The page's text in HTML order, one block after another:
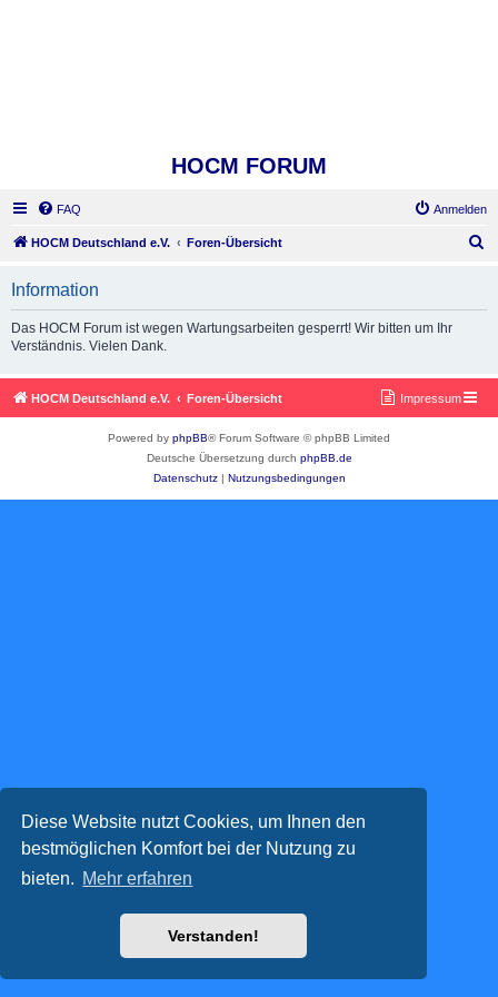
Diese Website nutzt Cookies, um Ihnen den
bestmöglichen Komfort bei der Nutzung zu
bieten. Mehr erfahren
Verstanden!
HOCM FORUM
FAQ Anmelden
HOCM Deutschland e.V. Foren-Übersicht
Information
Das HOCM Forum ist wegen Wartungsarbeiten gesperrt! Wir bitten um Ihr
Verständnis. Vielen Dank.
HOCM Deutschland e.V. Foren-Übersicht Impressum
Powered by phpBB® Forum Software © phpBB Limited
Deutsche Übersetzung durch phpBB.de
Datenschutz| Nutzungsbedingungen